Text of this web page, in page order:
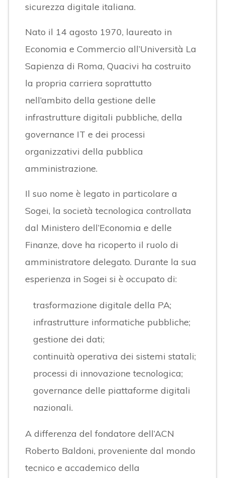
sicurezza digitale italiana.
Nato il 14 agosto 1970, laureato in
Economia e Commercio all’Università La
Sapienza di Roma, Quacivi ha costruito
la propria carriera soprattutto
nell’ambito della gestione delle
infrastrutture digitali pubbliche, della
governance IT e dei processi
organizzativi della pubblica
amministrazione.
Il suo nome è legato in particolare a
Sogei, la società tecnologica controllata
dal Ministero dell’Economia e delle
Finanze, dove ha ricoperto il ruolo di
amministratore delegato. Durante la sua
esperienza in Sogei si è occupato di:
trasformazione digitale della PA;
infrastrutture informatiche pubbliche;
gestione dei dati;
continuità operativa dei sistemi statali;
processi di innovazione tecnologica;
governance delle piattaforme digitali
nazionali.
A differenza del fondatore dell’ACN
Roberto Baldoni, proveniente dal mondo
tecnico e accademico della